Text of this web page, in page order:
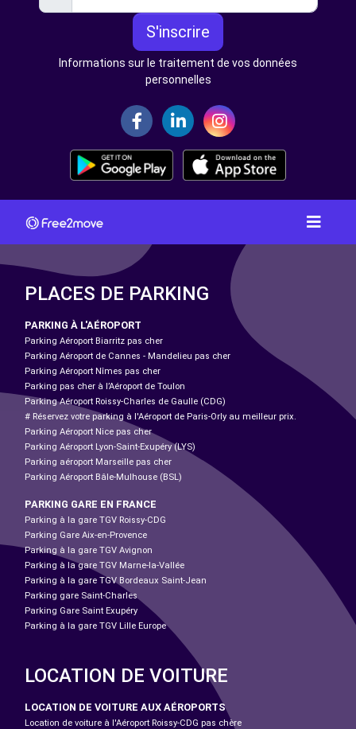
S'inscrire
Informations sur le traitement de vos données
personnelles
PLACES DE PARKING
PARKING À L'AÉROPORT
Parking Aéroport Biarritz pas cher
Parking Aéroport de Cannes - Mandelieu pas cher
Parking Aéroport Nîmes pas cher
Parking pas cher à l’Aéroport de Toulon
Parking Aéroport Roissy-Charles de Gaulle (CDG)
# Réservez votre parking à l'Aéroport de Paris-Orly au meilleur prix.
Parking Aéroport Nice pas cher
Parking Aéroport Lyon-Saint-Exupéry (LYS)
Parking aéroport Marseille pas cher
Parking Aéroport Bâle-Mulhouse (BSL)
PARKING GARE EN FRANCE
Parking à la gare TGV Roissy-CDG
Parking Gare Aix-en-Provence
Parking à la gare TGV Avignon
Parking à la gare TGV Marne-la-Vallée
Parking à la gare TGV Bordeaux Saint-Jean
Parking gare Saint-Charles
Parking Gare Saint Exupéry
Parking à la gare TGV Lille Europe
LOCATION DE VOITURE
LOCATION DE VOITURE AUX AÉROPORTS
Location de voiture à l'Aéroport Roissy-CDG pas chère